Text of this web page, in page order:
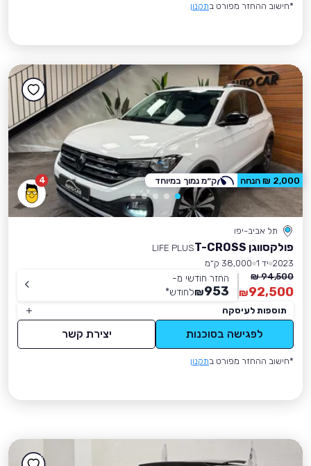
*חישוב ההחזר מפורט בתקנון
4
תל אביב-יפו
פולקסווגן T-CROSS
LIFE PLUS
2023 יד 1
38,000 ק״מ
94,500 ₪
92,500
₪
החזר חודשי מ-
953
₪לחודש*
תוספות לעיסקה
לפגישה בסוכנות יצירת קשר
*חישוב ההחזר מפורט בתקנון
2,000 ₪ הנחה ק״מ נמוך במיוחד